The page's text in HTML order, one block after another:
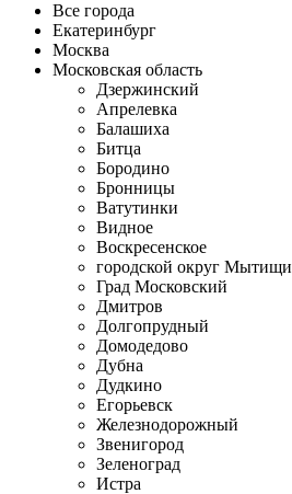
Все города
Екатеринбург
Москва
Московская область
Дзержинский
Апрелевка
Балашиха
Битца
Бородино
Бронницы
Ватутинки
Видное
Воскресенское
городской округ Мытищи
Град Московский
Дмитров
Долгопрудный
Домодедово
Дубна
Дудкино
Егорьевск
Железнодорожный
Звенигород
Зеленоград
Истра